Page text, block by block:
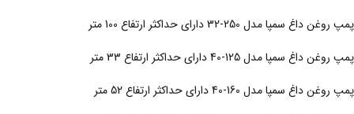
پمپ روغن داغ سمپا مدل 250-32 دارای حداکثر ارتفاع 100 متر
پمپ روغن داغ سمپا مدل 125-40 دارای حداکثر ارتفاع 33 متر
پمپ روغن داغ سمپا مدل 160-40 دارای حداکثر ارتفاع 52 متر